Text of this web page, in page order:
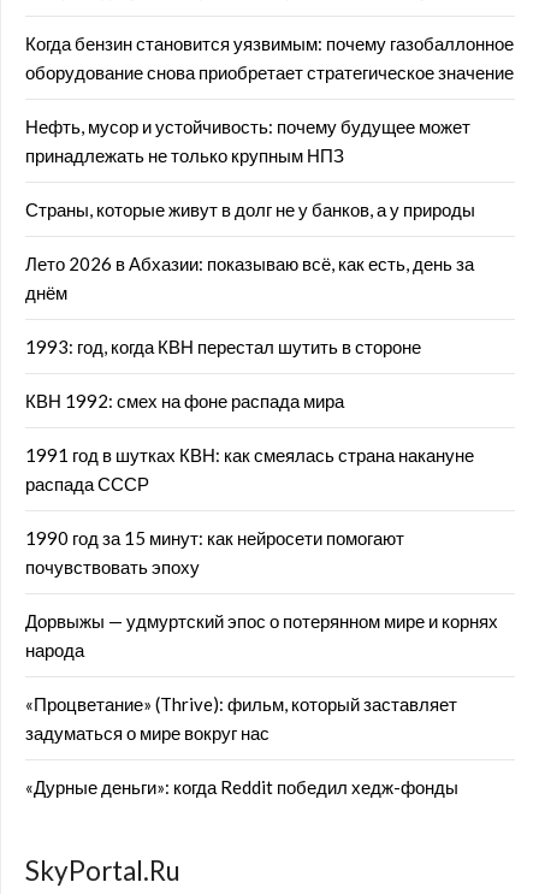
Когда бензин становится уязвимым: почему газобаллонное
оборудование снова приобретает стратегическое значение
Нефть, мусор и устойчивость: почему будущее может
принадлежать не только крупным НПЗ
Страны, которые живут в долг не у банков, а у природы
Лето 2026 в Абхазии: показываю всё, как есть, день за
днём
1993: год, когда КВН перестал шутить в стороне
КВН 1992: смех на фоне распада мира
1991 год в шутках КВН: как смеялась страна накануне
распада СССР
1990 год за 15 минут: как нейросети помогают
почувствовать эпоху
Дорвыжы — удмуртский эпос о потерянном мире и корнях
народа
«Процветание» (Thrive): фильм, который заставляет
задуматься о мире вокруг нас
«Дурные деньги»: когда Reddit победил хедж-фонды
SkyPortal.Ru